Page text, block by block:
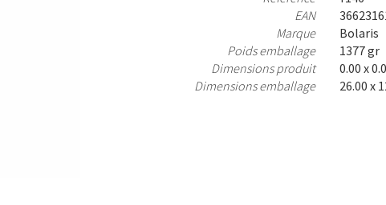
EAN
Marque
Bolaris
Poids emballage
1377 gr
Dimensions produit
0.00 x
Dimensions emballage
26.00 x